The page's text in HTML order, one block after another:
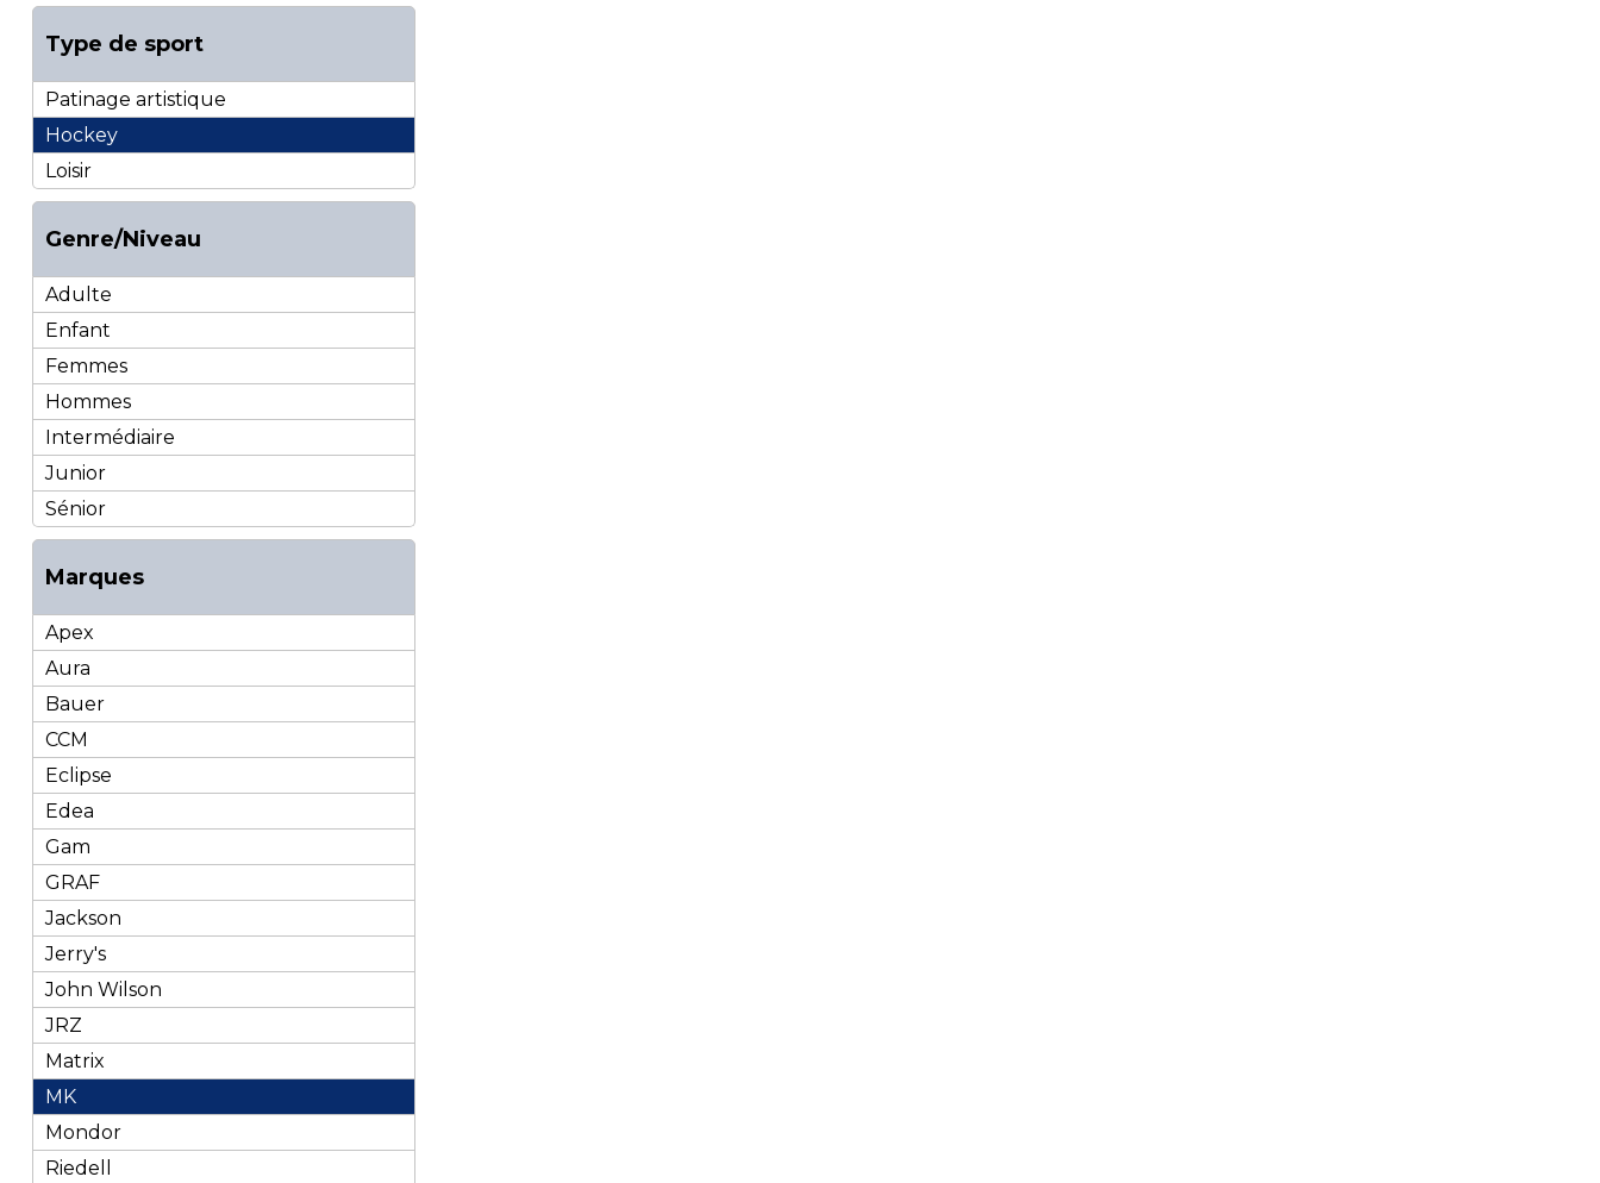
Type de sport
Patinage artistique
Hockey
Loisir
Genre/Niveau
Adulte
Enfant
Femmes
Hommes
Intermédiaire
Junior
Sénior
Marques
Apex
Aura
Bauer
CCM
Eclipse
Edea
Gam
GRAF
Jackson
Jerry's
John Wilson
JRZ
Matrix
MK
Mondor
Riedell